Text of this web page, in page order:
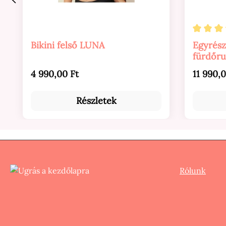
Bikini felső LUNA
Normál ár:
4 990,00 Ft
Részletek
Normál
11
Rólunk